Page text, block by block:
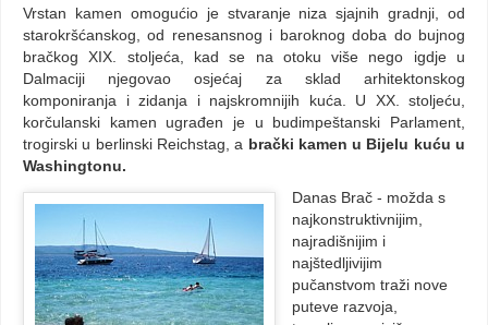
Vrstan kamen omogućio je stvaranje niza sjajnih gradnji, od
starokršćanskog, od renesansnog i baroknog doba do bujnog
bračkog XIX. stoljeća, kad se na otoku više nego igdje u
Dalmaciji njegovao osjećaj za sklad arhitektonskog
komponiranja i zidanja i najskromnijih kuća. U XX. stoljeću,
korčulanski kamen ugrađen je u budimpeštanski Parlament,
trogirski u berlinski Reichstag, a brački kamen u Bijelu kuću u
Washingtonu.
Danas Brač - možda s
najkonstruktivnijim,
najradišnijim i
najštedljivijim
pučanstvom traži nove
puteve razvoja,